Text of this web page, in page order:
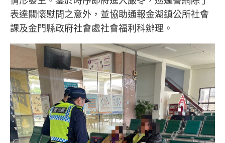
表達關懷慰問之意外，並協助通報金湖鎮公所社會
課及金門縣政府社會處社會福利科辦理。